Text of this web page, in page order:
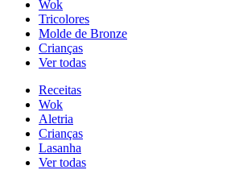
Wok
Tricolores
Molde de Bronze
Crianças
Ver todas
Receitas
Wok
Aletria
Crianças
Lasanha
Ver todas